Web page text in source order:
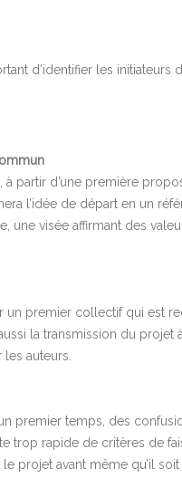
d’identifier les
à partir d’une première
l’idée de départ en un
visée affirmant des
un premier collectif qui est
la transmission du projet
auteurs.
premier temps, des
trop rapide de critères de
projet avant même qu’il